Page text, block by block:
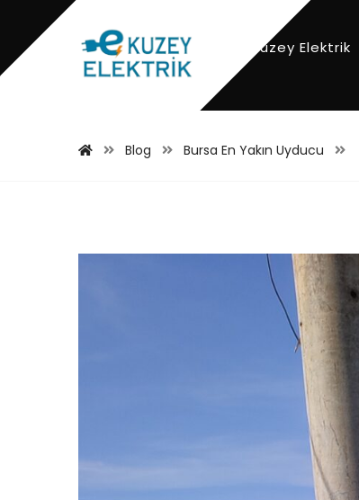
Kuzey Elektrik
Blog Bursa En Yakın Uyducu